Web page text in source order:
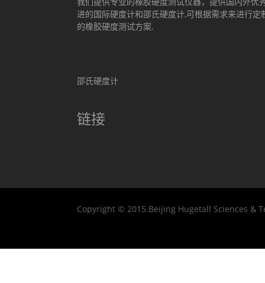
进的国际硬度计和邵氏硬度计,可根据需求来进行定
的橡胶硬度测试方案.
邵氏硬度计
链接
Copyright © 2015.Beijing Hugetall Sciences